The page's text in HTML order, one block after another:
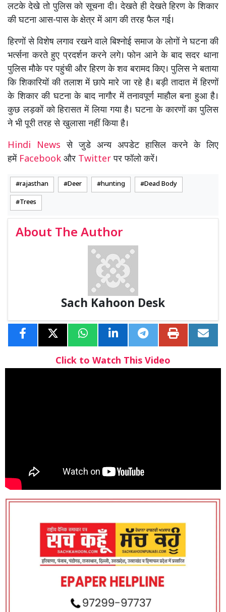
लटके देखे तो पुलिस को सूचना दी। देखते ही देखते हिरण के शिकार
की घटना आस-पास के क्षेत्र में आग की तरह फैल गई।
हिरणों से विशेष लगाव रखने वाले बिश्नोई समाज के लोगों ने घटना की
भर्त्सना करते हुए प्रदर्शन करने लगे। फोन आने के बाद सदर थाना
पुलिस मौके पर पहुंची और हिरण के शव बरामद किए। पुलिस ने बताया
कि शिकारियों की तलाश में छापे मारे जा रहे है। बड़ी तादात में हिरणों
के शिकार की घटना के बाद नागौर में तनावपूर्ण माहौल बना हुआ है।
कुछ लड़कों को हिरासत में लिया गया है। घटना के कारणों का पुलिस
ने भी पूरी तरह से खुलासा नहीं किया है।
Hindi Newsसे जुडे अन्य अपडेट हासिल करने के लिए
हमें Facebook और Twitterपर फॉलो करें।
rajasthan Deer hunting Dead Body
Trees
About The Author
Sach Kahoon Desk
Click to Watch This Video